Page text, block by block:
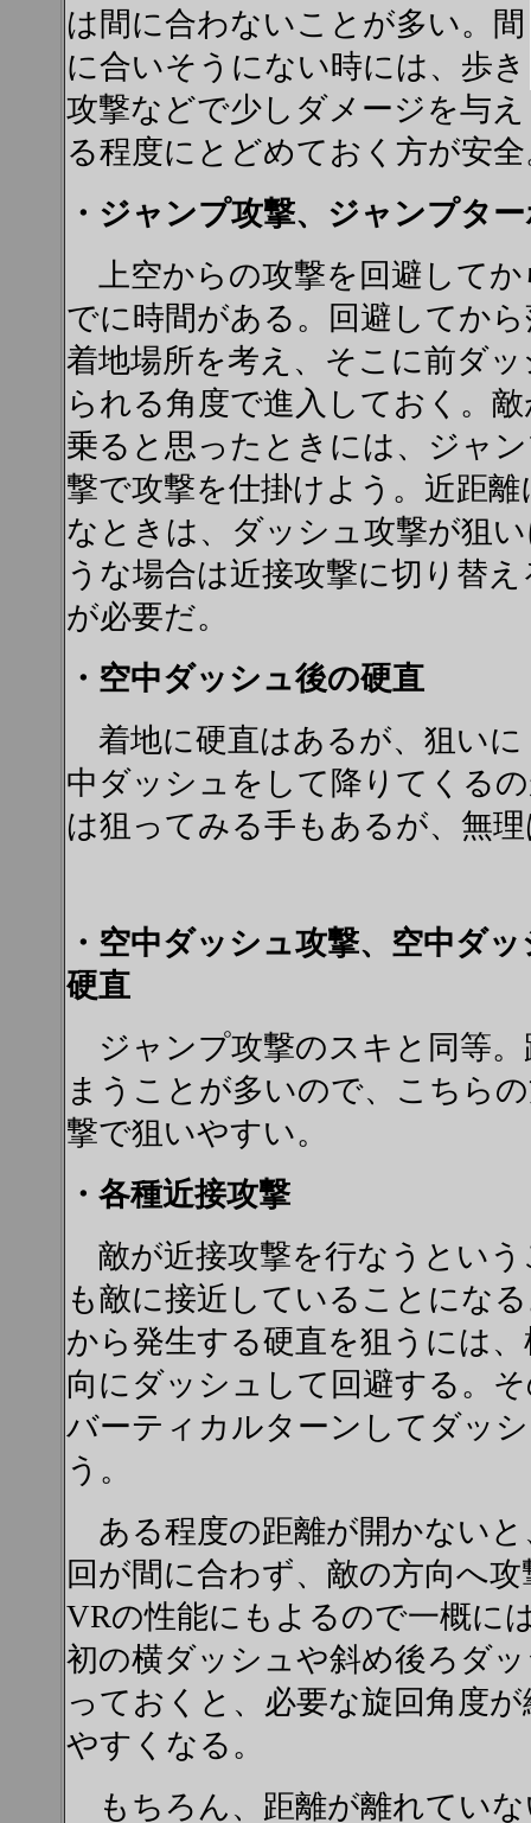
は間に合わないことが多い。間
に合いそうにない時には、歩き
攻撃などで少しダメージを与え
る程度にとどめておく方が安全
・ジャンプ攻撃、ジャンプタ
上空からの攻撃を回避してか
でに時間がある。回避してか
着地場所を考え、そこに前ダ
られる角度で進入しておく。
乗ると思ったときには、ジャ
撃で攻撃を仕掛けよう。近距
なときは、ダッシュ攻撃が狙
うな場合は近接攻撃に切り替
が必要だ。
・空中ダッシュ後の硬直
着地に硬直はあるが、狙いに
中ダッシュをして降りてくる
は狙ってみる手もあるが、無
・空中ダッシュ攻撃、空中ダ
硬直
ジャンプ攻撃のスキと同等。
まうことが多いので、こちら
撃で狙いやすい。
・各種近接攻撃
敵が近接攻撃を行なうという
も敵に接近していることにな
から発生する硬直を狙うには
向にダッシュして回避する。
バーティカルターンしてダッ
う。
ある程度の距離が開かないと
回が間に合わず、敵の方向へ
VRの性能にもよるので一概に
初の横ダッシュや斜め後ろダ
っておくと、必要な旋回角度
やすくなる。
もちろん、距離が離れていな